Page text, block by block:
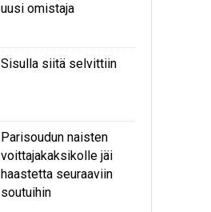
uusi omistaja
Sisulla siitä selvittiin
Parisoudun naisten
voittajakaksikolle jäi
haastetta seuraaviin
soutuihin